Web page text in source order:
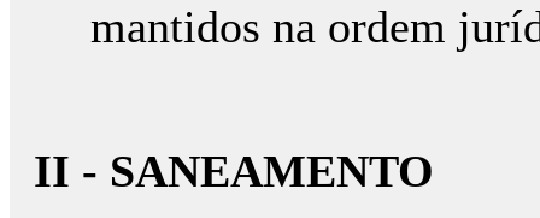
mantidos na ordem
II - SANEAMENTO